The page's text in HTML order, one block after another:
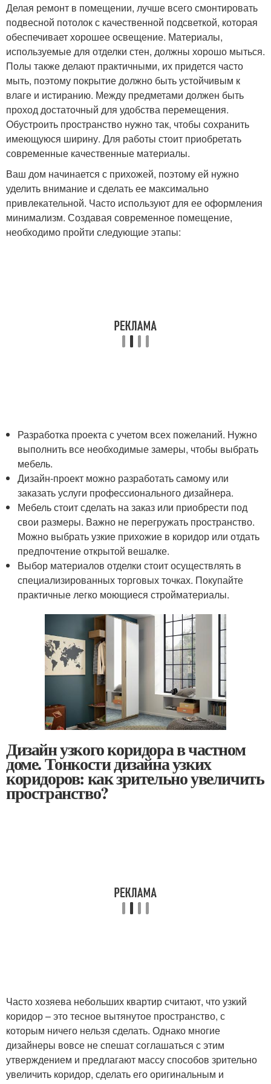
Делая ремонт в помещении, лучше всего смонтировать
подвесной потолок с качественной подсветкой, которая
обеспечивает хорошее освещение. Материалы,
используемые для отделки стен, должны хорошо мыться.
Полы также делают практичными, их придется часто
мыть, поэтому покрытие должно быть устойчивым к
влаге и истиранию. Между предметами должен быть
проход достаточный для удобства перемещения.
Обустроить пространство нужно так, чтобы сохранить
имеющуюся ширину. Для работы стоит приобретать
современные качественные материалы.
Ваш дом начинается с прихожей, поэтому ей нужно
уделить внимание и сделать ее максимально
привлекательной. Часто используют для ее оформления
минимализм. Создавая современное помещение,
необходимо пройти следующие этапы:
Разработка проекта с учетом всех пожеланий. Нужно
выполнить все необходимые замеры, чтобы выбрать
мебель.
Дизайн-проект можно разработать самому или
заказать услуги профессионального дизайнера.
Мебель стоит сделать на заказ или приобрести под
свои размеры. Важно не перегружать пространство.
Можно выбрать узкие прихожие в коридор или отдать
предпочтение открытой вешалке.
Выбор материалов отделки стоит осуществлять в
специализированных торговых точках. Покупайте
практичные легко моющиеся стройматериалы.
Дизайн узкого коридора в частном
доме. Тонкости дизайна узких
коридоров: как зрительно увеличить
пространство?
Часто хозяева небольших квартир считают, что узкий
коридор – это тесное вытянутое пространство, с
которым ничего нельзя сделать. Однако многие
дизайнеры вовсе не спешат соглашаться с этим
утверждением и предлагают массу способов зрительно
увеличить коридор, сделать его оригинальным и